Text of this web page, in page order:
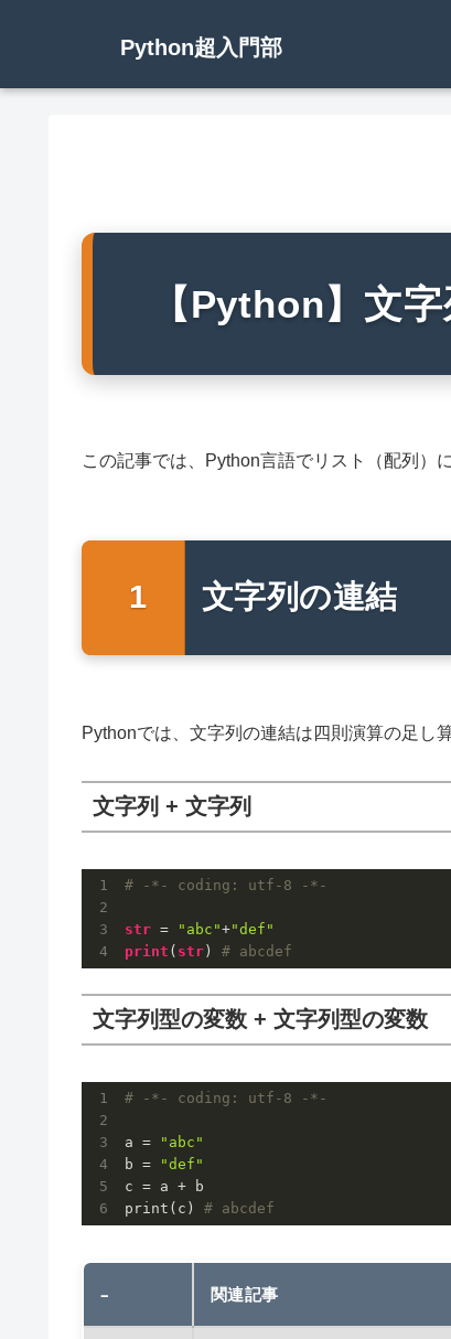
Python超入門部
【Python】文
この記事では、Python言語でリスト（配列）
文字列の連結
Pythonでは、文字列の連結は四則演算の足し
文字列 + 文字列
# -*- coding: utf -8 -*-
str = "abc"+"def"
print ( str) # abcdef
文字列型の変数 + 文字列型の変数
# -*- coding: utf-8 -*-
a =
"abc"
b =
"def"
c = a + b
print(c) # abcdef
– 関連記事